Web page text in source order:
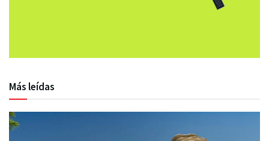
Más leídas